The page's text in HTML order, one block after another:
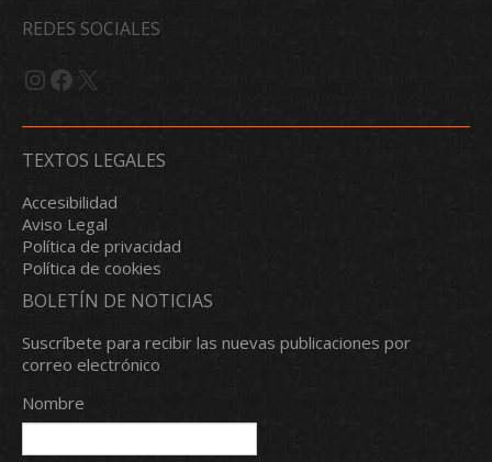
REDES SOCIALES
Instagram
Facebook
X
TEXTOS LEGALES
Accesibilidad
Aviso Legal
Política de privacidad
Política de cookies
BOLETÍN DE NOTICIAS
Suscríbete para recibir las nuevas publicaciones por
correo electrónico
Nombre